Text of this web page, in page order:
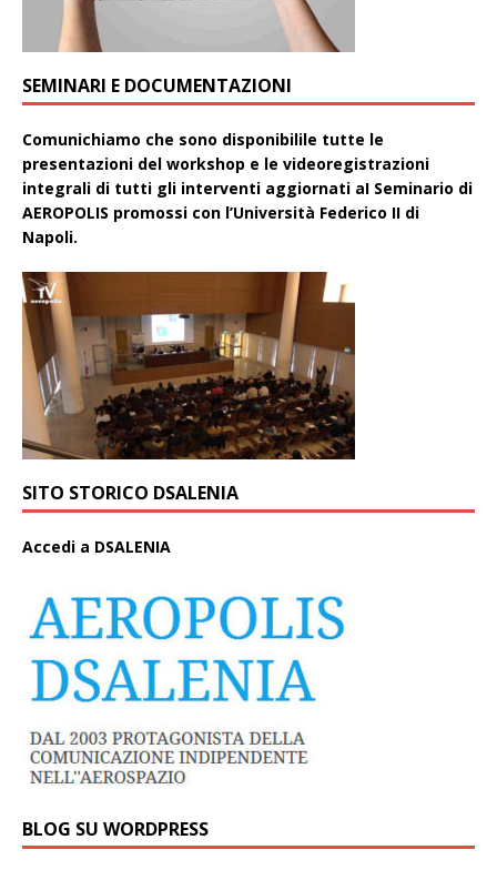
SEMINARI E DOCUMENTAZIONI
Comunichiamo che sono disponibilile tutte le
presentazioni del workshop e le videoregistrazioni
integrali di tutti gli interventi aggiornati aI Seminario di
AEROPOLIS promossi con l’Università Federico II di
Napoli.
SITO STORICO DSALENIA
Accedi a DSALENIA
BLOG SU WORDPRESS